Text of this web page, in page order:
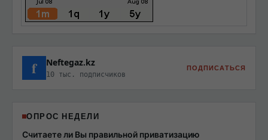
f Neftegaz.kz
10 тыс. подписчиков
ПОДПИСАТЬСЯ
ОПРОС НЕДЕЛИ
Считаете ли Вы правильной приватизацию